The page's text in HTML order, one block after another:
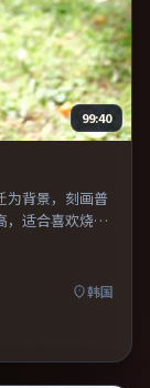
99:40
为背景，刻画普
，适合喜欢烧脑
词与构图。
韩国